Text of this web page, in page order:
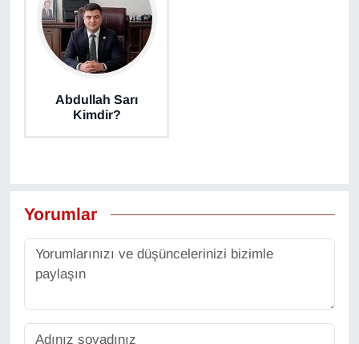
Abdullah Sarı
Kimdir?
Yorumlar